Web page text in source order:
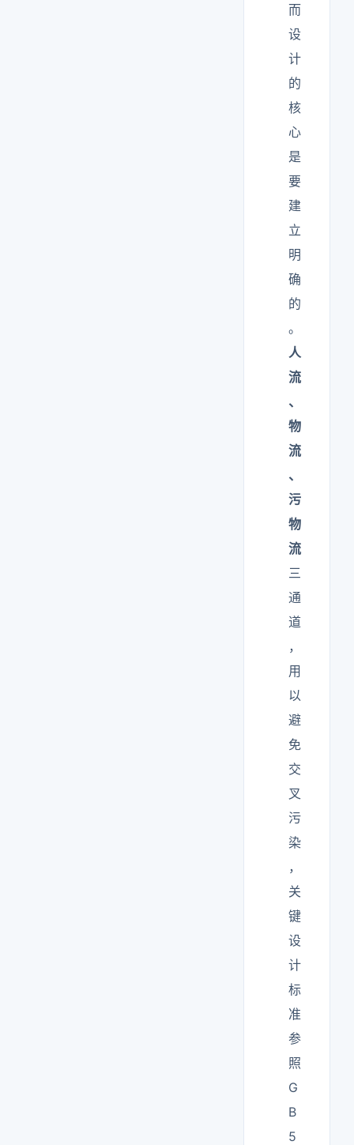
而
设
计
的
核
心
是
要
建
立
明
确
的
。
人
流
、
物
流
、
污
物
流
三
通
道
，
用
以
避
免
交
叉
污
染
，
关
键
设
计
标
准
参
照
G
B
5